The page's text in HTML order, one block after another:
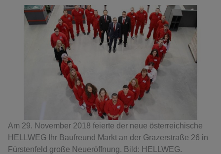
Am 29. November 2018 feierte der neue österreichische
HELLWEG Ihr Baufreund Markt an der Grazerstraße 26 in
Fürstenfeld große Neueröffnung. Bild: HELLWEG.